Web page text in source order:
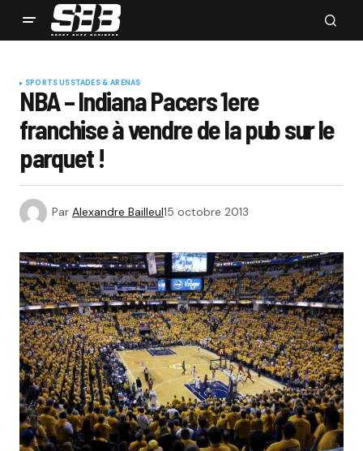
SPORTS USSTADES & ARENAS
NBA – Indiana Pacers 1ere
franchise à vendre de la pub sur le
parquet !
Par Alexandre Bailleul15 octobre 2013